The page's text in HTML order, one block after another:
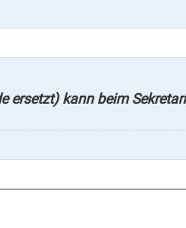
ersetzt) kann beim